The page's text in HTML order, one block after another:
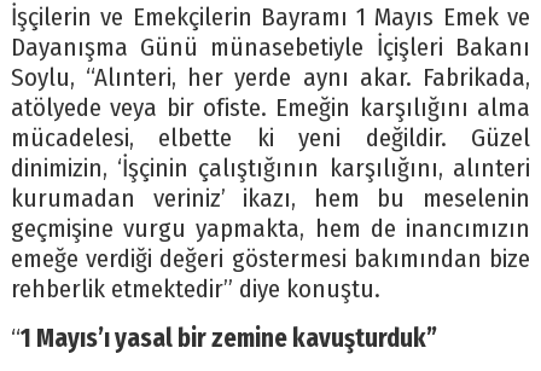
İşçilerin ve Emekçilerin Bayramı 1 Mayıs Emek ve
Dayanışma Günü münasebetiyle İçişleri Bakanı
Soylu, “Alınteri, her yerde aynı akar. Fabrikada,
atölyede veya bir ofiste. Emeğin karşılığını alma
mücadelesi, elbette ki yeni değildir. Güzel
dinimizin, ‘İşçinin çalıştığının karşılığını, alınteri
kurumadan veriniz’ ikazı, hem bu meselenin
geçmişine vurgu yapmakta, hem de inancımızın
emeğe verdiği değeri göstermesi bakımından bize
rehberlik etmektedir” diye konuştu.
“1 Mayıs’ı yasal bir zemine kavuşturduk”